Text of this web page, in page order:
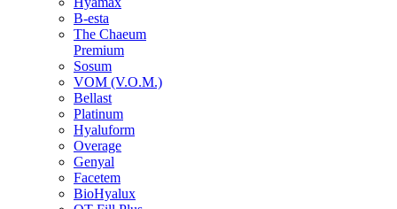
B-esta
The Chaeum
Premium
Sosum
VOM (V.O.M.)
Bellast
Platinum
Hyaluform
Overage
Genyal
Facetem
BioHyalux